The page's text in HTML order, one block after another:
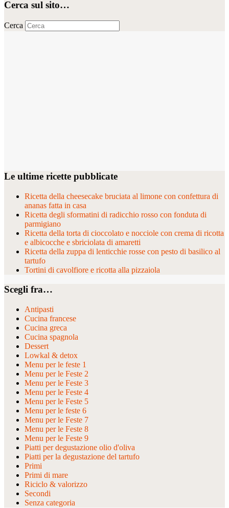
Cerca sul sito…
Cerca
Le ultime ricette pubblicate
Ricetta della cheesecake bruciata al limone con confettura di
ananas fatta in casa
Ricetta degli sformatini di radicchio rosso con fonduta di
parmigiano
Ricetta della torta di cioccolato e nocciole con crema di ricotta
e albicocche e sbriciolata di amaretti
Ricetta della zuppa di lenticchie rosse con pesto di basilico al
tartufo
Tortini di cavolfiore e ricotta alla pizzaiola
Scegli fra…
Antipasti
Cucina francese
Cucina greca
Cucina spagnola
Dessert
Lowkal & detox
Menu per le feste 1
Menu per le Feste 2
Menu per le Feste 3
Menu per le Feste 4
Menu per le Feste 5
Menu per le feste 6
Menu per le Feste 7
Menu per le Feste 8
Menu per le Feste 9
Piatti per degustazione olio d'oliva
Piatti per la degustazione del tartufo
Primi
Primi di mare
Riciclo & valorizzo
Secondi
Senza categoria